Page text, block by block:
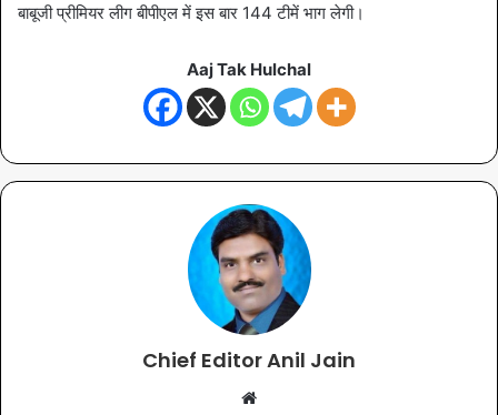
बाबूजी प्रीमियर लीग बीपीएल में इस बार 144 टीमें भाग लेगी।
Aaj Tak Hulchal
Chief Editor Anil Jain